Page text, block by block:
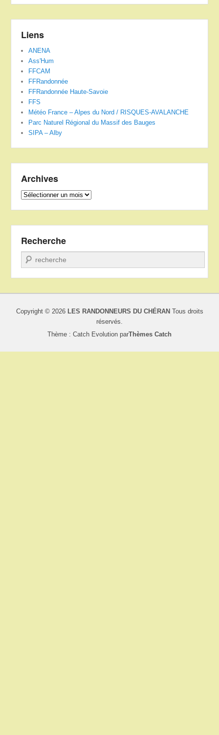
Liens
ANENA
Ass'Hum
FFCAM
FFRandonnée
FFRandonnée Haute-Savoie
FFS
Météo France – Alpes du Nord / RISQUES-AVALANCHE
Parc Naturel Régional du Massif des Bauges
SIPA – Alby
Archives
Archives
Recherche
Recherche
Copyright © 2026 LES RANDONNEURS DU CHÉRAN Tous droits
réservés.
Thème : Catch Evolution parThèmes Catch